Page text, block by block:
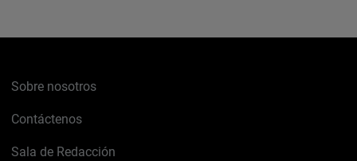
Sobre nosotros
Contáctenos
Sala de Redacción